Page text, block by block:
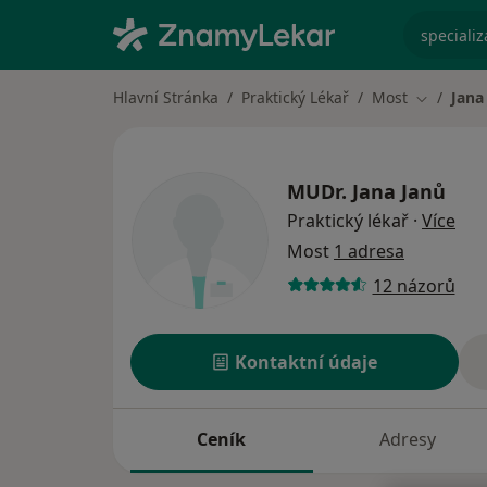
Hlavní Stránka Praktický Lékař Most Změna
MUDr. Jana Janů
Praktický lékař · Více
Most 1 adresa
12 názorů
Kontaktní údaje
Ceník Adresy